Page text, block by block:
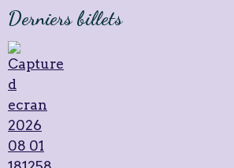
Derniers billets